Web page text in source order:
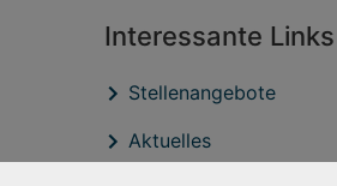
Interessante Links
Stellenangebote
Aktuelles